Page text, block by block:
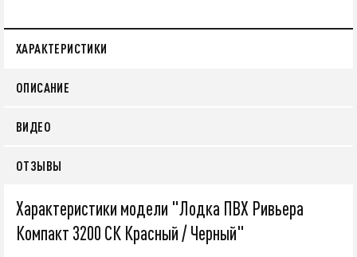
ХАРАКТЕРИСТИКИ
ОПИСАНИЕ
ВИДЕО
ОТЗЫВЫ
Характеристики модели "Лодка ПВХ Ривьера
Компакт 3200 СК Красный / Черный"